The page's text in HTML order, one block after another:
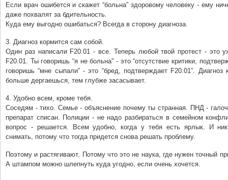
Если врач ошибется и скажет “больна” здоровому человеку - ему
даже похвалят за бдительность.
Куда ему выгодно ошибаться? Всегда в сторону диагноза.
3. Диагноз кормится сам собой.
Один раз написали F20.01 - все. Теперь любой твой протест - это
F20.01. Ты говоришь “я не больна” - это “отсутствие критики,
говоришь “мне сыпали” - это “бред, подтверждает F20.01”. Диагноз
больше дергаешься, тем глубже засасывает.
4. Удобно всем, кроме тебя.
Соседям - тихо. Семье - объяснение почему ты странная. ПНД -
препарат списан. Полиции - не надо разбираться в семейном
вопрос - решается. Всем удобно, когда у тебя есть ярлык. И
снимать, потому что тогда придется снова решать проблему.
Поэтому и растягивают. Потому что это не наука, где нужен точный
А штампом можно шлепнуть куда угодно, если очень хочется.